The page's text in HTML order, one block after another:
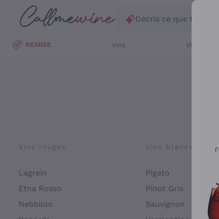
Passer au contenu principal
Décris ce que tu
REMISE Vins Vins
Vins rouges
Lagrein
Etna Rosso
Nebbiolo
Vins blancs
Pigato
Pinot Gris
Sauvignon